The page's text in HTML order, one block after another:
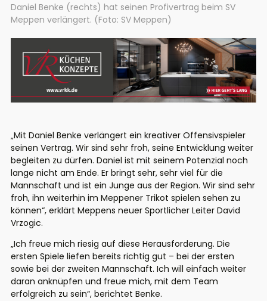
Daniel Benke (rechts) hat seinen Profivertrag beim SV
Meppen verlängert. (Foto: SV Meppen)
„Mit Daniel Benke verlängert ein kreativer Offensivspieler
seinen Vertrag. Wir sind sehr froh, seine Entwicklung weiter
begleiten zu dürfen. Daniel ist mit seinem Potenzial noch
lange nicht am Ende. Er bringt sehr, sehr viel für die
Mannschaft und ist ein Junge aus der Region. Wir sind sehr
froh, ihn weiterhin im Meppener Trikot spielen sehen zu
können“, erklärt Meppens neuer Sportlicher Leiter David
Vrzogic.
„Ich freue mich riesig auf diese Herausforderung. Die
ersten Spiele liefen bereits richtig gut – bei der ersten
sowie bei der zweiten Mannschaft. Ich will einfach weiter
daran anknüpfen und freue mich, mit dem Team
erfolgreich zu sein“, berichtet Benke.